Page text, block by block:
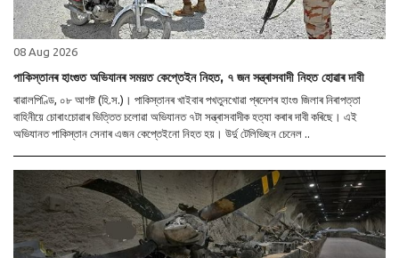
08 Aug 2026
পাকিস্তানৰ হাংগুত অভিযানৰ সময়ত কেপ্তেইন নিহত, ৭ জন সন্ত্ৰাসবাদী নিহত হোৱাৰ দাবী
ৰাৱালপিণ্ডি, ০৮ আগষ্ট (হি.স.)। পাকিস্তানৰ খাইবাৰ পখতুনখোৱা প্ৰদেশৰ হাংগু জিলাৰ নিৰাপত্তা
বাহিনীয়ে চোৰাংচোৱাৰ ভিত্তিত চলোৱা অভিযানত ৭টা সন্ত্ৰাসবাদীক হত্যা কৰাৰ দাবী কৰিছে। এই
অভিযানত পাকিস্তান সেনাৰ এজন কেপ্তেইনো নিহত হয়। উৰ্দু টেলিভিছন চেনেল ..